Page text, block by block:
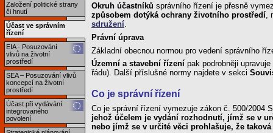
Založení politické strany
či hnutí
Účast ve správním
řízení
EIA - Posuzování
vlivů na životní
prostředí
SEA – Posuzování vlivů
koncepcí na životní
prostředí
Účast při vydávání
integrovaného
povolení
Okruh účastníků správního řízení je přesně
způsobem dotýká ochrany životního prostředí,
sdružení.
Právní úprava
Základní obecnou normou pro vedení správního
Územní a stavební řízení pak podrobněji
řádu). Další příslušné normy najdete v sekci
Co je správní řízení
Co je správní řízení vymezuje zákon č. 500/2004
jehož účelem je vydání rozhodnutí, jímž se v
nebo jímž se v určité věci prohlašuje, že